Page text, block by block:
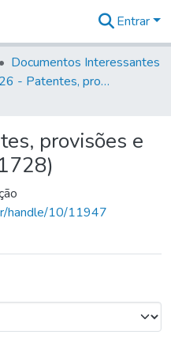
Entrar
Documentos Interessantes
Volume 26 - Patentes, provisões e sesmarias (1727- 1728)
provisões e
handle/10/11947